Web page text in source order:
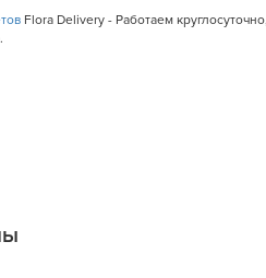
Flora Delivery - Работаем